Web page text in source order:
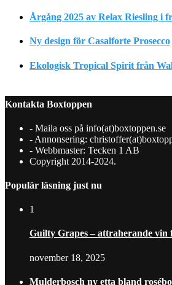
Årgång 2025 av Relax Riesling i
Ny design för Casalforte Prosecco
Ekologisk Tropical Spirit från
Kontakta Boxtoppen
- Maila oss på info(at)boxtoppen.se
- Annonsering:
- Webbmaster: Tecken 1 AB
Copyright 2014-2024.
Populär läsning just nu
1
Guilty Grapes – attraherande
november 18, 2025
Mulderbosch ny etta bland